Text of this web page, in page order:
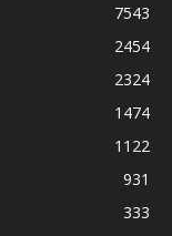
7543
2454
2324
1474
1122
931
333